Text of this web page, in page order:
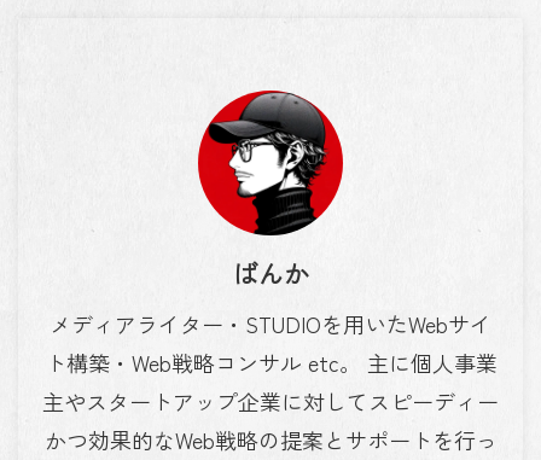
ばんか
メディアライター・STUDIOを用いたWebサイ
ト構築・Web戦略コンサル etc。 主に個人事業
主やスタートアップ企業に対してスピーディー
かつ効果的なWeb戦略の提案とサポートを行っ